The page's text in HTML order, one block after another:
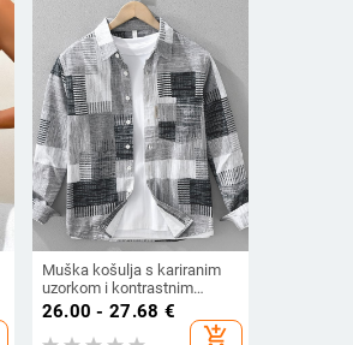
Muška košulja s kariranim
uzorkom i kontrastnim
bojama, visokokvalitetna, s
dugim rukavima, za proljeće i
26.00 - 27.68 €
add_shopping_cart